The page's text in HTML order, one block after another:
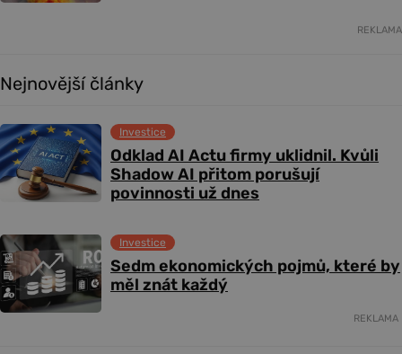
REKLAMA
Nejnovější články
Odklad AI Actu firmy uklidnil. Kvůli
Shadow AI přitom porušují
povinnosti už dnes
Investice
Sedm ekonomických pojmů, které by
měl znát každý
Investice
REKLAMA